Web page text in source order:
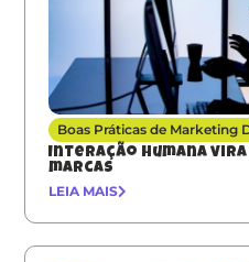
Boas Práticas de Marketing
Interação humana
marcas
LEIA MAIS